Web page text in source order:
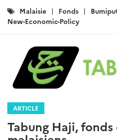
Catégories
:
Malaisie Fonds
New-Economic-Policy
ARTICLE
Tabung Haji,